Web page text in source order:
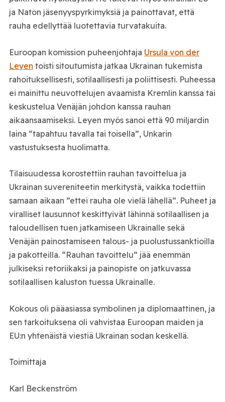
ja Naton jäsenyyspyrkimyksiä ja painottavat, että
rauha edellyttää luotettavia turvatakuita.
Euroopan komission puheenjohtaja Ursula von der
Leyen toisti sitoutumista jatkaa Ukrainan tukemista
rahoituksellisesti, sotilaallisesti ja poliittisesti. Puheessa
ei mainittu neuvottelujen avaamista Kremlin kanssa tai
keskustelua Venäjän johdon kanssa rauhan
aikaansaamiseksi. Leyen myös sanoi että 90 miljardin
laina ”tapahtuu tavalla tai toisella”, Unkarin
vastustuksesta huolimatta.
Tilaisuudessa korostettiin rauhan tavoittelua ja
Ukrainan suvereniteetin merkitystä, vaikka todettiin
samaan aikaan ”ettei rauha ole vielä lähellä”. Puheet ja
viralliset lausunnot keskittyivät lähinnä sotilaallisen ja
taloudellisen tuen jatkamiseen Ukrainalle sekä
Venäjän painostamiseen talous- ja puolustussanktioilla
ja pakotteilla. “Rauhan tavoittelu” jää enemmän
julkiseksi retoriikaksi ja painopiste on jatkuvassa
sotilaallisen kaluston tuessa Ukrainalle.
Kokous oli pääasiassa symbolinen ja diplomaattinen, ja
sen tarkoituksena oli vahvistaa Euroopan maiden ja
EU:n yhtenäistä viestiä Ukrainan sodan keskellä.
Toimittaja
Karl Beckenström